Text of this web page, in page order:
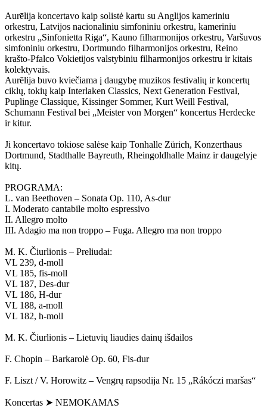
Aurēlija koncertavo kaip solistė kartu su Anglijos kameriniu
orkestru, Latvijos nacionaliniu simfoniniu orkestru, kameriniu
orkestru „Sinfonietta Riga“, Kauno filharmonijos orkestru, Varšuvos
simfoniniu orkestru, Dortmundo filharmonijos orkestru, Reino
krašto-Pfalco Vokietijos valstybiniu filharmonijos orkestru ir kitais
kolektyvais.
Aurēlija buvo kviečiama į daugybę muzikos festivalių ir koncertų
ciklų, tokių kaip Interlaken Classics, Next Generation Festival,
Puplinge Classique, Kissinger Sommer, Kurt Weill Festival,
Schumann Festival bei „Meister von Morgen“ koncertus Herdecke
ir kitur.
Ji koncertavo tokiose salėse kaip Tonhalle Zürich, Konzerthaus
Dortmund, Stadthalle Bayreuth, Rheingoldhalle Mainz ir daugelyje
kitų.
PROGRAMA:
L. van Beethoven – Sonata Op. 110, As-dur
I. Moderato cantabile molto espressivo
II. Allegro molto
III. Adagio ma non troppo – Fuga. Allegro ma non troppo
M. K. Čiurlionis – Preliudai:
VL 239, d-moll
VL 185, fis-moll
VL 187, Des-dur
VL 186, H-dur
VL 188, a-moll
VL 182, h-moll
M. K. Čiurlionis – Lietuvių liaudies dainų išdailos
F. Chopin – Barkarolė Op. 60, Fis-dur
F. Liszt / V. Horowitz – Vengrų rapsodija Nr. 15 „Rákóczi maršas“
Koncertas ➤ NEMOKAMAS